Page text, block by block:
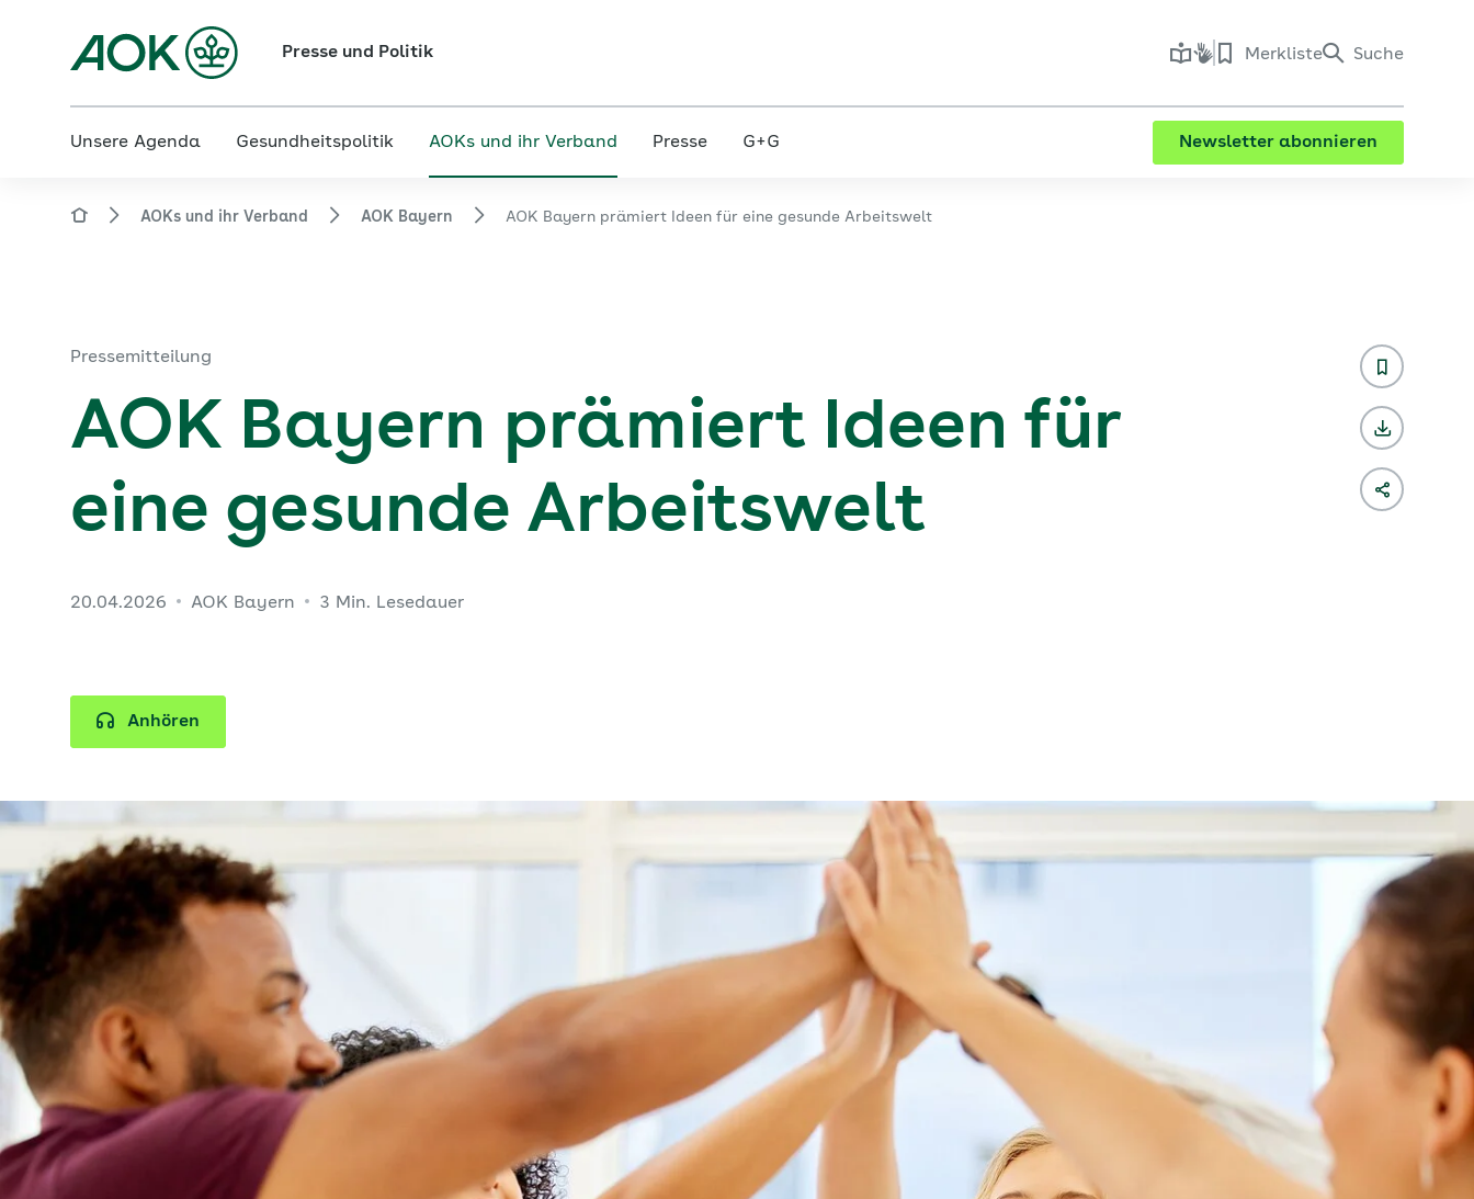
Presse und Politik Merkliste Suche
Unsere Agenda Gesundheitspolitik AOKs und ihr Verband Presse G+G Newsletter abonnieren
AOKs und ihr Verband AOK Bayern AOK Bayern prämiert Ideen für eine gesunde Arbeitswelt
Pressemitteilung
AOK Bayern prämiert Ideen für
eine gesunde Arbeitswelt
20.04.2026 AOK Bayern 3 Min. Lesedauer
Anhören